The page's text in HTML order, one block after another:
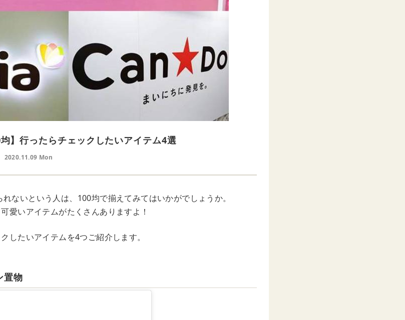
】行ったらチェックしたいアイテム4選
2020.11.09 Mon
ないという人は、100均で揃えてみてはいかがでしょうか。
愛いアイテムがたくさんありますよ！
したいアイテムを4つご紹介します。
置物